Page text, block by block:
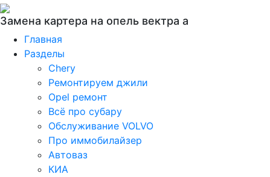
Замена картера на опель вектра a
Главная
Разделы
Chery
Ремонтируем джили
Opel ремонт
Всё про субару
Обслуживание VOLVO
Про иммобилайзер
Автоваз
КИА